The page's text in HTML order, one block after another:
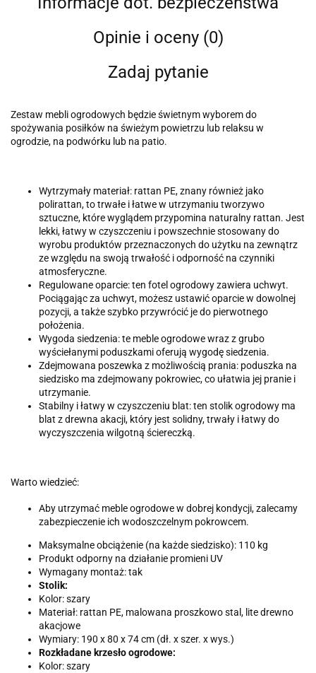
Opinie i oceny (0)
Zadaj pytanie
Zestaw mebli ogrodowych będzie świetnym wyborem do
spożywania posiłków na świeżym powietrzu lub relaksu w
ogrodzie, na podwórku lub na patio.
Wytrzymały materiał: rattan PE, znany również jako
polirattan, to trwałe i łatwe w utrzymaniu tworzywo
sztuczne, które wyglądem przypomina naturalny rattan. Jest
lekki, łatwy w czyszczeniu i powszechnie stosowany do
wyrobu produktów przeznaczonych do użytku na zewnątrz
ze względu na swoją trwałość i odporność na czynniki
atmosferyczne.
Regulowane oparcie: ten fotel ogrodowy zawiera uchwyt.
Pociągając za uchwyt, możesz ustawić oparcie w dowolnej
pozycji, a także szybko przywrócić je do pierwotnego
położenia.
Wygoda siedzenia: te meble ogrodowe wraz z grubo
wyściełanymi poduszkami oferują wygodę siedzenia.
Zdejmowana poszewka z możliwością prania: poduszka na
siedzisko ma zdejmowany pokrowiec, co ułatwia jej pranie i
utrzymanie.
Stabilny i łatwy w czyszczeniu blat: ten stolik ogrodowy ma
blat z drewna akacji, który jest solidny, trwały i łatwy do
wyczyszczenia wilgotną ściereczką.
Warto wiedzieć:
Aby utrzymać meble ogrodowe w dobrej kondycji, zalecamy
zabezpieczenie ich wodoszczelnym pokrowcem.
Maksymalne obciążenie (na każde siedzisko): 110 kg
Produkt odporny na działanie promieni UV
Wymagany montaż: tak
Stolik:
Kolor: szary
Materiał: rattan PE, malowana proszkowo stal, lite drewno
akacjowe
Wymiary: 190 x 80 x 74 cm (dł. x szer. x wys.)
Rozkładane krzesło ogrodowe:
Kolor: szary